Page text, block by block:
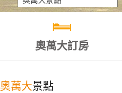
奧萬大訂房
奧萬大景點